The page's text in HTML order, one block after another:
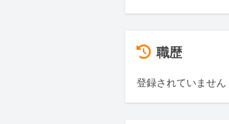
職歴
登録されていません